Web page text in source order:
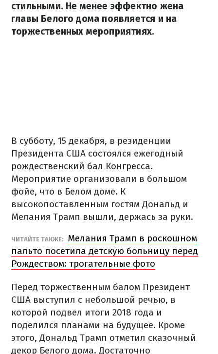
стильными. Не менее эффектно жена
главы Белого дома появляется и на
торжественных мероприятиях.
В субботу, 15 декабря, в резиденции
Президента США состоялся ежегодный
рождественский бал Конгресса.
Мероприятие организовали в большом
фойе, что в Белом доме. К
высокопоставленным гостям Дональд и
Мелания Трамп вышли, держась за руки.
ЧИТАЙТЕ ТАКЖЕ:
Мелания Трамп в роскошном
пальто посетила детскую больницу перед
Рождеством: трогательные фото
Перед торжественным балом Президент
США выступил с небольшой речью, в
которой подвел итоги 2018 года и
поделился планами на будущее. Кроме
этого, Дональд Трамп отметил сказочный
декор Белого дома. Достаточно